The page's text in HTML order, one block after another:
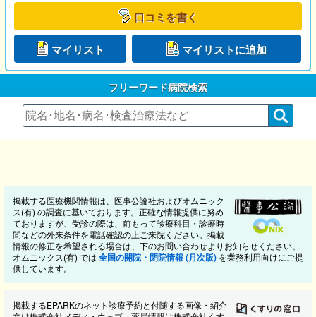
口コミを書く
マイリスト マイリストに追加
フリーワード病院検索
掲載する医療機関情報は、医事公論社およびオムニック
ス(有) の調査に基いております。正確な情報提供に努め
ておりますが、受診の際は、前もって診療科目・診療時
間などの外来条件を電話確認の上ご来院ください。掲載
情報の修正を希望される場合は、下のお問い合わせよりお知らせください。
オムニックス(有) では 全国の開院・閉院情報 (月次版) を業務利用向けにご提
供しています。
掲載するEPARKのネット診療予約と付随する画像・紹介